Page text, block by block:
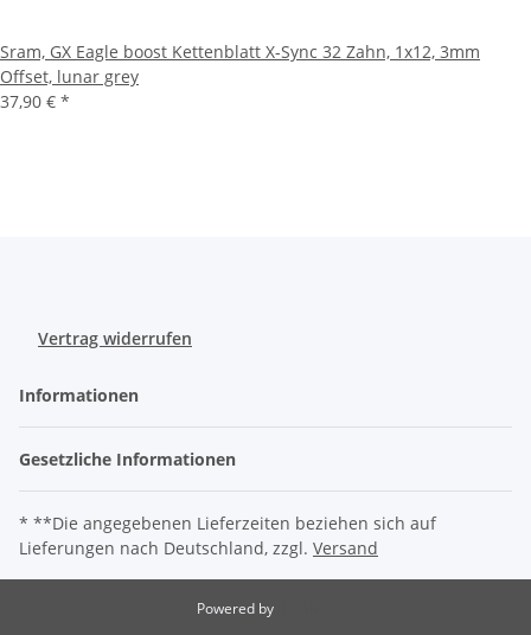
Sram, GX Eagle boost Kettenblatt X-Sync 32 Zahn, 1x12, 3mm
Offset, lunar grey
37,90 € *
Vertrag widerrufen
Informationen
Gesetzliche Informationen
* **Die angegebenen Lieferzeiten beziehen sich auf
Lieferungen nach Deutschland, zzgl. Versand
Powered by